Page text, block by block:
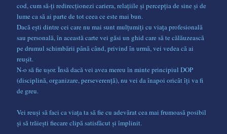
cod, cum să-ți redirecționezi cariera, relațiile și percepția de sine și de
lume ca să ai parte de tot ceea ce este mai bun.
Dacă ești dintre cei care nu mai sunt mulțumiți cu viața profesională
sau personală, în această carte vei găsi un ghid care să te călăuzească
pe drumul schimbării până când, privind în urmă, vei vedea că ai
reușit.
N-o să fie ușor. Însă dacă vei avea mereu în minte principiul DOP
(disciplină, organizare, perseverență), nu vei da înapoi oricât îți va fi
de greu.
Vei reuși să faci ca viața ta să fie cu adevărat cea mai frumoasă posibil
și să trăiești fiecare clipă satisfăcut și împlinit.